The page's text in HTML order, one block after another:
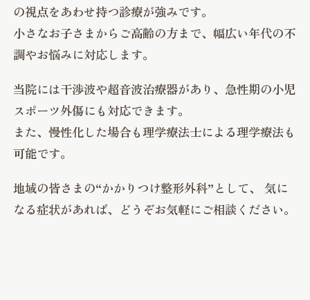
の視点をあわせ持つ診療が強みです。
小さなお子さまからご高齢の方まで、幅広い年代の不
調やお悩みに対応します。
当院には干渉波や超音波治療器があり、急性期の小児
スポーツ外傷にも対応できます。
また、慢性化した場合も理学療法士による理学療法も
可能です。
地域の皆さまの“かかりつけ整形外科”として、
気に
なる症状があれば、どうぞお気軽にご相談ください。